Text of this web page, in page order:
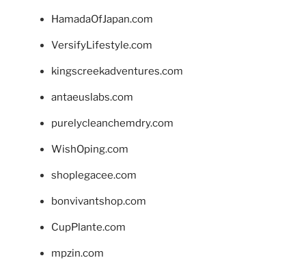
HamadaOfJapan.com
VersifyLifestyle.com
kingscreekadventures.com
antaeuslabs.com
purelycleanchemdry.com
WishOping.com
shoplegacee.com
bonvivantshop.com
CupPlante.com
mpzin.com